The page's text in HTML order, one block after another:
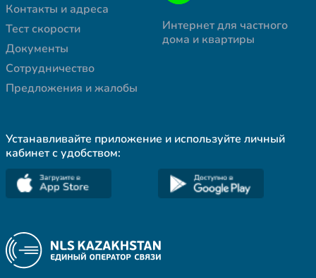
Контакты и адреса
Тест скорости
Документы
Сотрудничество
Предложения и жалобы
Интернет для частного
дома и квартиры
Устанавливайте приложение и используйте личный
кабинет с удобством: